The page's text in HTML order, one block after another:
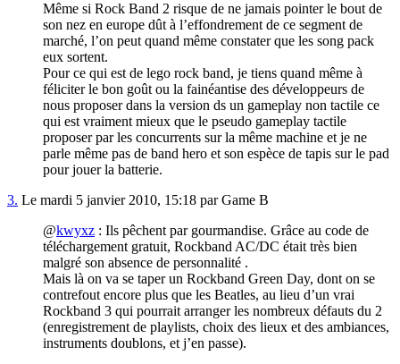
Même si Rock Band 2 risque de ne jamais pointer le bout de
son nez en europe dût à l’effondrement de ce segment de
marché, l’on peut quand même constater que les song pack
eux sortent.
Pour ce qui est de lego rock band, je tiens quand même à
féliciter le bon goût ou la fainéantise des développeurs de
nous proposer dans la version ds un gameplay non tactile ce
qui est vraiment mieux que le pseudo gameplay tactile
proposer par les concurrents sur la même machine et je ne
parle même pas de band hero et son espèce de tapis sur le pad
pour jouer la batterie.
3. Le mardi 5 janvier 2010, 15:18 par Game B
@kwyxz : Ils pêchent par gourmandise. Grâce au code de
téléchargement gratuit, Rockband AC/DC était très bien
malgré son absence de personnalité .
Mais là on va se taper un Rockband Green Day, dont on se
contrefout encore plus que les Beatles, au lieu d’un vrai
Rockband 3 qui pourrait arranger les nombreux défauts du 2
(enregistrement de playlists, choix des lieux et des ambiances,
instruments doublons, et j’en passe).